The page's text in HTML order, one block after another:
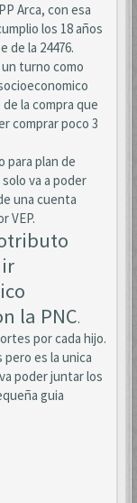
Arca, con esa
los 18 años
de la 24476.
un turno como
la compra que
comprar poco 3
para plan de
va a poder
una cuenta
VEP.
la PNC.
por cada hijo.
pero es la unica
poder juntar los
guia